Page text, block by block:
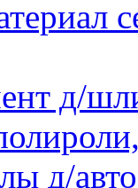
д/
д/